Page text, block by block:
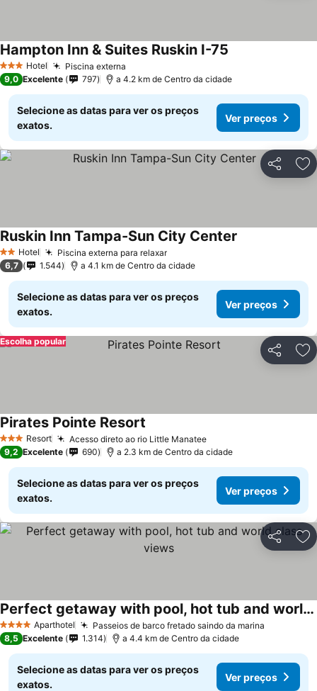
3 EstrelasHotel Piscina externa
Hampton Inn & Suites Ruskin I-75
9,0 Excelente 797 a 4.2 km de Centro da cidade
Selecione as datas para ver os preços
exatos.
Ver preços
Partilhar
2 Estrelas
Hotel Piscina externa para relaxar
Ruskin Inn Tampa-Sun City Center
6,7 1.544 a 4.1 km de Centro da cidade
Selecione as datas para ver os preços
exatos.
Ver preços
Partilhar
Escolha popular
3 EstrelasResort Acesso direto ao rio Little Manatee
Pirates Pointe Resort
9,2 Excelente 690 a 2.3 km de Centro da cidade
Selecione as datas para ver os preços
exatos.
Ver preços
Partilhar
4 EstrelasAparthotel Passeios de barco fretado saindo da marina
Perfect getaway with pool, hot tub and world class views
8,5 Excelente 1.314 a 4.4 km de Centro da cidade
Selecione as datas para ver os preços
exatos.
Ver preços